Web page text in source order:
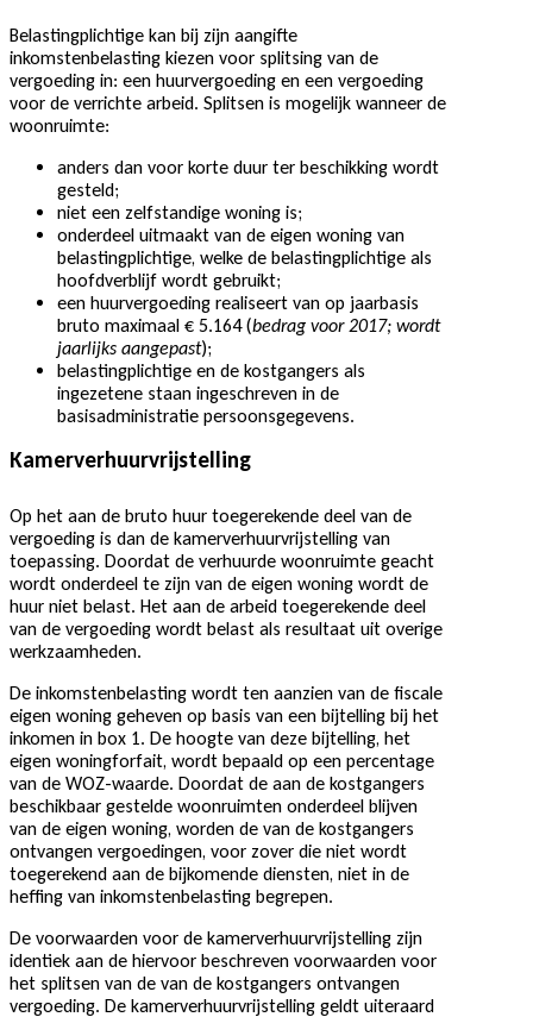
Belastingplichtige kan bij zijn aangifte
inkomstenbelasting kiezen voor splitsing van de
vergoeding in: een huurvergoeding en een vergoeding
voor de verrichte arbeid. Splitsen is mogelijk wanneer de
woonruimte:
anders dan voor korte duur ter beschikking wordt
gesteld;
niet een zelfstandige woning is;
onderdeel uitmaakt van de eigen woning van
belastingplichtige, welke de belastingplichtige als
hoofdverblijf wordt gebruikt;
een huurvergoeding realiseert van op jaarbasis
bruto maximaal € 5.164 (bedrag voor 2017; wordt
jaarlijks aangepast);
belastingplichtige en de kostgangers als
ingezetene staan ingeschreven in de
basisadministratie persoonsgegevens.
Kamerverhuurvrijstelling
Op het aan de bruto huur toegerekende deel van de
vergoeding is dan de kamerverhuurvrijstelling van
toepassing. Doordat de verhuurde woonruimte geacht
wordt onderdeel te zijn van de eigen woning wordt de
huur niet belast. Het aan de arbeid toegerekende deel
van de vergoeding wordt belast als resultaat uit overige
werkzaamheden.
De inkomstenbelasting wordt ten aanzien van de fiscale
eigen woning geheven op basis van een bijtelling bij het
inkomen in box 1. De hoogte van deze bijtelling, het
eigen woningforfait, wordt bepaald op een percentage
van de WOZ-waarde. Doordat de aan de kostgangers
beschikbaar gestelde woonruimten onderdeel blijven
van de eigen woning, worden de van de kostgangers
ontvangen vergoedingen, voor zover die niet wordt
toegerekend aan de bijkomende diensten, niet in de
heffing van inkomstenbelasting begrepen.
De voorwaarden voor de kamerverhuurvrijstelling zijn
identiek aan de hiervoor beschreven voorwaarden voor
het splitsen van de van de kostgangers ontvangen
vergoeding. De kamerverhuurvrijstelling geldt uiteraard